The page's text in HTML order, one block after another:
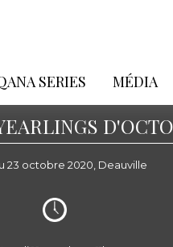
SERIES MÉDIA
23 octobre 2020, Deauville